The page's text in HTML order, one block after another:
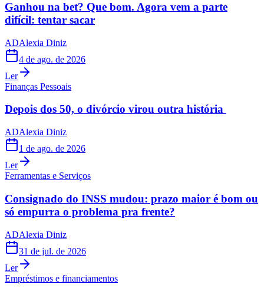
Ganhou na bet? Que bom. Agora vem a parte
difícil: tentar sacar
ADAlexia Diniz
4 de ago. de 2026
Ler
Finanças Pessoais
Depois dos 50, o divórcio virou outra história
ADAlexia Diniz
1 de ago. de 2026
Ler
Ferramentas e Serviços
Consignado do INSS mudou: prazo maior é bom ou
só empurra o problema pra frente?
ADAlexia Diniz
31 de jul. de 2026
Ler
Empréstimos e financiamentos